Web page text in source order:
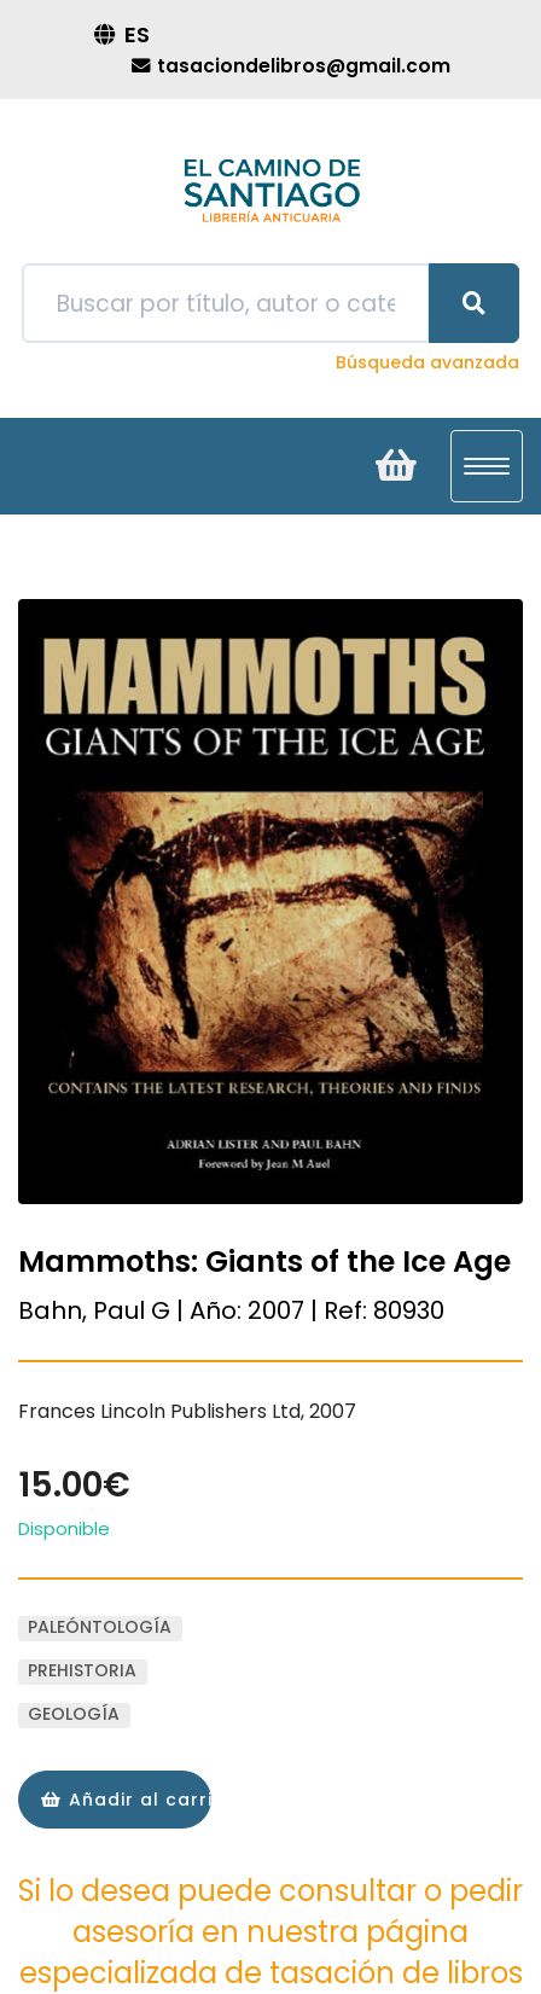
ES
tasaciondelibros@gmail.com
Búsqueda avanzada
Mammoths: Giants of the Ice Age
Bahn, Paul G | Año: 2007 | Ref: 80930
Frances Lincoln Publishers Ltd, 2007
15.00€
Disponible
PALEÓNTOLOGÍA
PREHISTORIA
GEOLOGÍA
Añadir al carrito
Si lo desea puede consultar o pedir
asesoría en nuestra página
especializada de tasación de libros